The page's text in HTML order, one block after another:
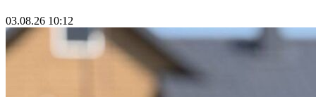
03.08.26 10:12